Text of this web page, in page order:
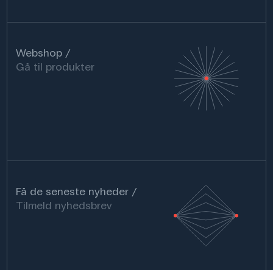
Webshop
Gå til produkter
Få de seneste nyheder
Tilmeld nyhedsbrev